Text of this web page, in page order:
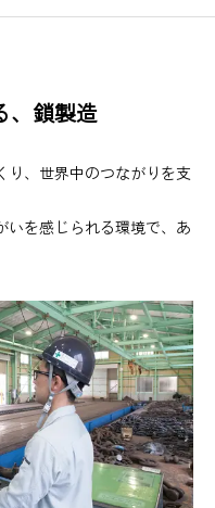
、鎖製造
り、世界中のつながりを支
いを感じられる環境で、あ